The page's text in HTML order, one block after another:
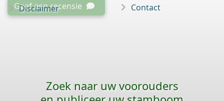
Geef een recensie
Disclaimer
Contact
Zoek naar uw voorouders